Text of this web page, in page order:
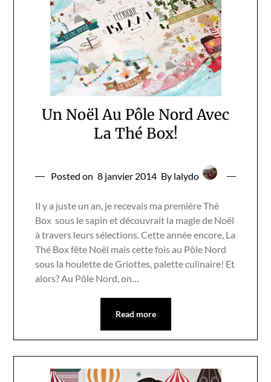
Un Noël Au Pôle Nord Avec
La Thé Box!
Posted on 8 janvier 2014 By lalydo
Il y a juste un an, je recevais ma première Thé
Box sous le sapin et découvrait la magie de Noël
à travers leurs sélections. Cette année encore, La
Thé Box fête Noël mais cette fois au Pôle Nord
sous la houlette de Griottes, palette culinaire! Et
alors? Au Pôle Nord, on…
Read more